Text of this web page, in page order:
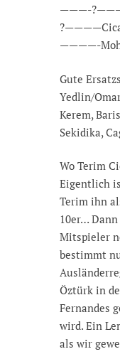
———-
————-
Gute
Yedlin/
Kerem,
Sekidika,
Wo Terim
Eigentlich
Terim ihn
10er…
Mitspieler
bestimmt
Öztürk in
Fernandes
wird. Ein
als wir